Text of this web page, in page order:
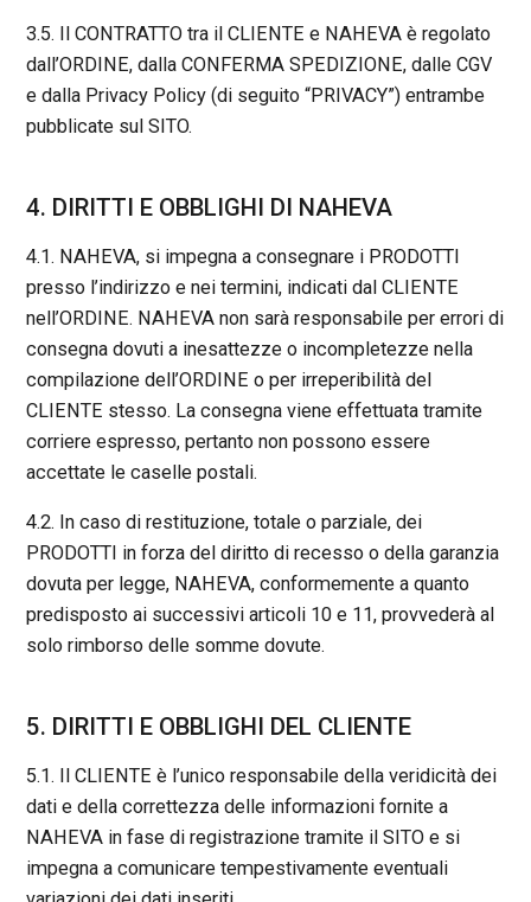
3.5. Il CONTRATTO tra il CLIENTE e NAHEVA è regolato
dall’ORDINE, dalla CONFERMA SPEDIZIONE, dalle CGV
e dalla Privacy Policy (di seguito “PRIVACY”) entrambe
pubblicate sul SITO.
4. DIRITTI E OBBLIGHI DI NAHEVA
4.1. NAHEVA, si impegna a consegnare i PRODOTTI
presso l’indirizzo e nei termini, indicati dal CLIENTE
nell’ORDINE. NAHEVA non sarà responsabile per errori di
consegna dovuti a inesattezze o incompletezze nella
compilazione dell’ORDINE o per irreperibilità del
CLIENTE stesso. La consegna viene effettuata tramite
corriere espresso, pertanto non possono essere
accettate le caselle postali.
4.2. In caso di restituzione, totale o parziale, dei
PRODOTTI in forza del diritto di recesso o della garanzia
dovuta per legge, NAHEVA, conformemente a quanto
predisposto ai successivi articoli 10 e 11, provvederà al
solo rimborso delle somme dovute.
5. DIRITTI E OBBLIGHI DEL CLIENTE
5.1. Il CLIENTE è l’unico responsabile della veridicità dei
dati e della correttezza delle informazioni fornite a
NAHEVA in fase di registrazione tramite il SITO e si
impegna a comunicare tempestivamente eventuali